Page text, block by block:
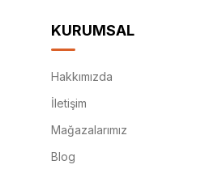
KURUMSAL
Hakkımızda
İletişim
Mağazalarımız
Blog